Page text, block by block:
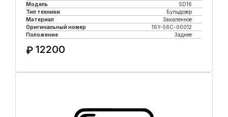
Модель
SD16
Тип техники
Бульдозер
Материал
Закаленное
Оригинальный номер
16Y-56C-00012
Положение
Заднее
₽ 12200